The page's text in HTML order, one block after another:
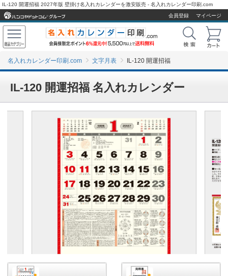
IL-120 開運招福 2027年版 壁掛け名入れカレンダーを激安販売 - 名入れカレンダー印刷.com
会員登録
マイページ
名入れカレンダー印刷.com 文字月表 IL-120 開運招福
IL-120 開運招福 名入れカレンダー